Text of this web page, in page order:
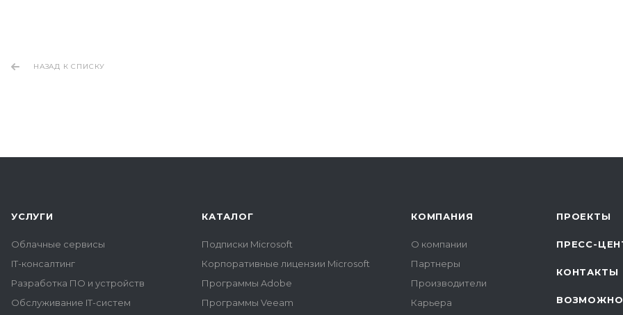
НАЗАД К СПИСКУ
УСЛУГИ
Облачные сервисы
IT-консалтинг
Разработка ПО и устройств
Обслуживание IT-систем
КАТАЛОГ
Подписки Microsoft
Корпоративные лицензии Microsoft
Программы Adobe
Программы Veeam
КОМПАНИЯ
О компании
Партнеры
Производители
Карьера
ПРОЕКТЫ
ПРЕСС-
КОНТАКТЫ